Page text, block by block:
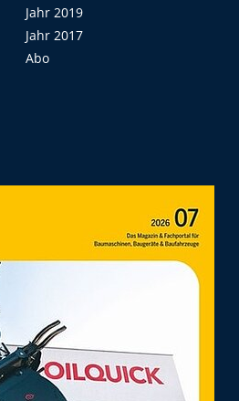
Jahr 2019
Jahr 2017
Abo